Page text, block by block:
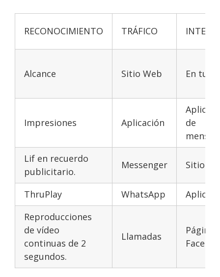
RECONOCIMIENTO TRÁFICO
Alcance Sitio Web En tu
Impresiones Aplicación
de
Lif en recuerdo
publicitario.
Messenger Sitio
ThruPlay WhatsApp
Reproducciones
de vídeo
continuas de 2
segundos.
Llamadas
Página